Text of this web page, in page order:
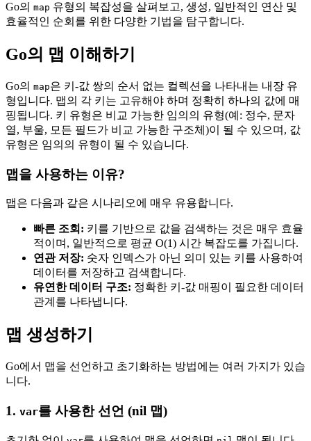
Go의 map 유형의 복잡성을 살펴보고, 생성, 일반적인 연산 및
효율적인 순회를 위한 다양한 기법을 탐구합니다.
Go의 맵 이해하기
Go의 map은 키-값 쌍의 순서 없는 컬렉션을 나타내는 내장 유
형입니다. 맵의 각 키는 고유해야 하며 정확히 하나의 값에 매
핑됩니다. 키 유형은 비교 가능한 임의의 유형(예: 정수, 문자
열, 부울, 모든 필드가 비교 가능한 구조체)이 될 수 있으며, 값
유형은 임의의 유형이 될 수 있습니다.
맵을 사용하는 이유?
맵은 다음과 같은 시나리오에 매우 유용합니다.
빠른 조회: 키를 기반으로 값을 검색하는 것은 매우 효율
적이며, 일반적으로 평균 O(1) 시간 복잡도를 가집니다.
연관 저장: 숫자 인덱스가 아닌 의미 있는 키를 사용하여
데이터를 저장하고 검색합니다.
유연한 데이터 구조: 정확한 키-값 매핑이 필요한 데이터
관계를 나타냅니다.
맵 생성하기
Go에서 맵을 선언하고 초기화하는 방법에는 여러 가지가 있습
니다.
1. var를 사용한 선언 (nil 맵)